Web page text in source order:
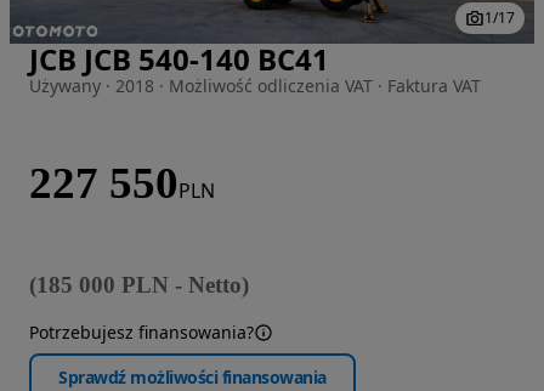
Zdjęcie 1 z 17
1/17
JCB JCB 540-140 BC41
Używany · 2018 · Możliwość odliczenia VAT · Faktura VAT
227 550PLN
(185 000 PLN - Netto)
Potrzebujesz finansowania?
Sprawdź możliwości finansowania